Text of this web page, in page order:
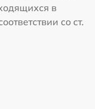
в
со ст.